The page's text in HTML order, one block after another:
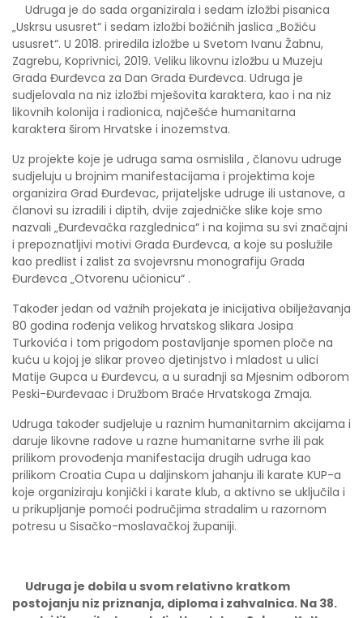
Udruga je do sada organizirala i sedam izložbi pisanica
„Uskrsu ususret“ i sedam izložbi božićnih jaslica „Božiću
ususret“. U 2018. priredila izložbe u Svetom Ivanu Žabnu,
Zagrebu, Koprivnici, 2019. Veliku likovnu izložbu u Muzeju
Grada Đurđevca za Dan Grada Đurđevca. Udruga je
sudjelovala na niz izložbi mješovita karaktera, kao i na niz
likovnih kolonija i radionica, najčešće humanitarna
karaktera širom Hrvatske i inozemstva.
Uz projekte koje je udruga sama osmislila , članovu udruge
sudjeluju u brojnim manifestacijama i projektima koje
organizira Grad Đurđevac, prijateljske udruge ili ustanove, a
članovi su izradili i diptih, dvije zajedničke slike koje smo
nazvali „Đurđevačka razglednica“ i na kojima su svi značajni
i prepoznatljivi motivi Grada Đurđevca, a koje su poslužile
kao predlist i zalist za svojevrsnu monografiju Grada
Đurđevca „Otvorenu učionicu“ .
Također jedan od važnih projekata je inicijativa obilježavanja
80 godina rođenja velikog hrvatskog slikara Josipa
Turkovića i tom prigodom postavljanje spomen ploče na
kuću u kojoj je slikar proveo djetinjstvo i mladost u ulici
Matije Gupca u Đurđevcu, a u suradnji sa Mjesnim odborom
Peski-Đurđevaac i Družbom Braće Hrvatskoga Zmaja.
Udruga također sudjeluje u raznim humanitarnim akcijama i
daruje likovne radove u razne humanitarne svrhe ili pak
prilikom provođenja manifestacija drugih udruga kao
prilikom Croatia Cupa u daljinskom jahanju ili karate KUP-a
koje organiziraju konjički i karate klub, a aktivno se uključila i
u prikupljanje pomoći područjima stradalim u razornom
potresu u Sisačko-moslavačkoj županiji.
Udruga je dobila u svom relativno kratkom
postojanju niz priznanja, diploma i zahvalnica. Na 38.